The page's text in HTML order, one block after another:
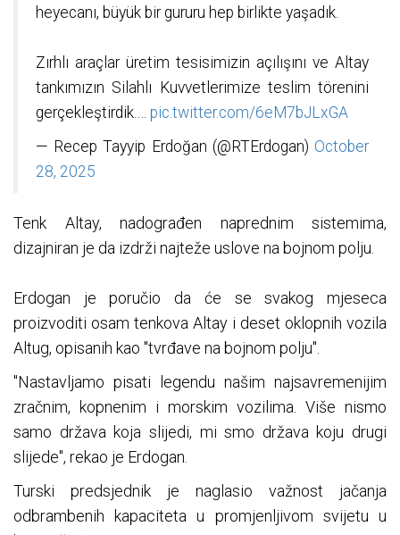
heyecanı, büyük bir gururu hep birlikte yaşadık.
Zırhlı araçlar üretim tesisimizin açılışını ve Altay
tankımızın Silahlı Kuvvetlerimize teslim törenini
gerçekleştirdik.… pic.twitter.com/6eM7bJLxGA
— Recep Tayyip Erdoğan (@RTErdogan) October
28, 2025
Tenk Altay, nadograđen naprednim sistemima,
dizajniran je da izdrži najteže uslove na bojnom polju.
Erdogan je poručio da će se svakog mjeseca
proizvoditi osam tenkova Altay i deset oklopnih vozila
Altug, opisanih kao "tvrđave na bojnom polju".
"Nastavljamo pisati legendu našim najsavremenijim
zračnim, kopnenim i morskim vozilima. Više nismo
samo država koja slijedi, mi smo država koju drugi
slijede", rekao je Erdogan.
Turski predsjednik je naglasio važnost jačanja
odbrambenih kapaciteta u promjenljivom svijetu u